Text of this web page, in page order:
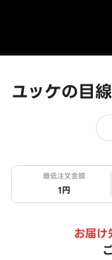
ユッケの目
最低注文金額
1円
お届け